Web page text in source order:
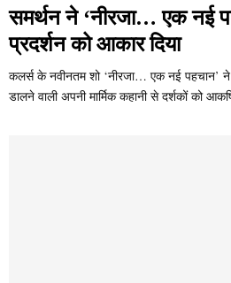
समर्थन ने ‘नीरजा… एक नई
प्रदर्शन को आकार दिया
कलर्स के नवीनतम शो ‘नीरजा… एक नई पहचान’ ने
डालने वाली अपनी मार्मिक कहानी से दर्शकों को